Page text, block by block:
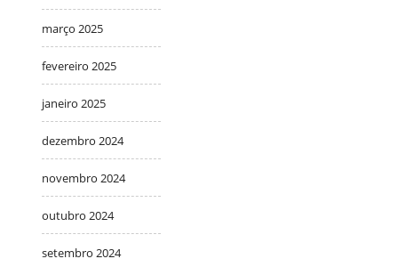
março 2025
fevereiro 2025
janeiro 2025
dezembro 2024
novembro 2024
outubro 2024
setembro 2024